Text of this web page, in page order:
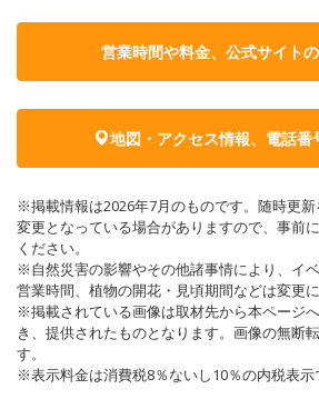
営業時間や料金、公式サイトの
地図・アクセス情報、電話番
※掲載情報は2026年7月のものです。随時更
変更となっている場合がありますので、事前
ください。
※自然災害の影響やその他諸事情により、イ
営業時間、植物の開花・見頃期間などは変更
※掲載されている画像は取材先から本ページ
き、提供されたものとなります。画像の無断
す。
※表示料金は消費税8％ないし10％の内税表示